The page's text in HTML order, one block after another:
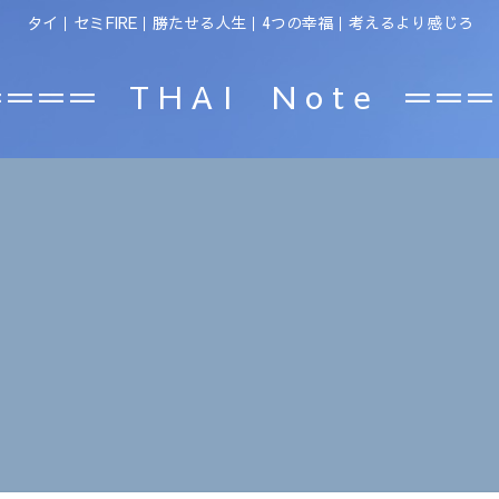
タイ｜セミFIRE｜勝たせる人生｜4つの幸福｜考えるより感じろ
＝＝＝ T H A I N o t e ＝＝＝